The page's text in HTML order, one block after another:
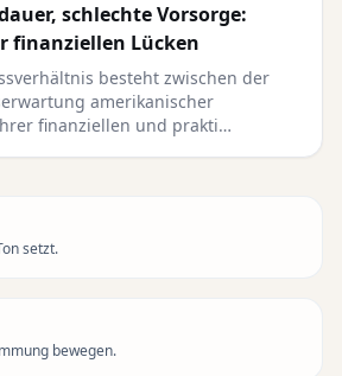
schlechte Vorsorge:
finanziellen Lücken
besteht zwischen der
amerikanischer
finanziellen und prakti…
setzt.
bewegen.